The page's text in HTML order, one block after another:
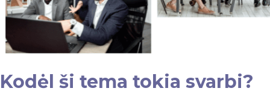
Kodėl ši tema tokia svarbi?